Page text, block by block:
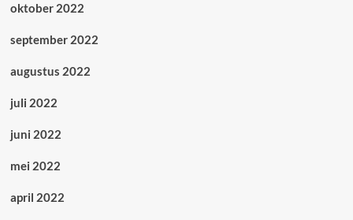
oktober 2022
september 2022
augustus 2022
juli 2022
juni 2022
mei 2022
april 2022